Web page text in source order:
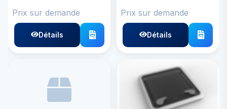
Prix sur demande
Détails
Prix sur demande
Détails